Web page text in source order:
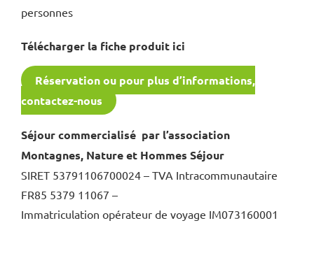
personnes
Télécharger la fiche produit ici
Réservation ou pour plus d’informations,
contactez-nous
Séjour commercialisé par l’association
Montagnes, Nature et Hommes Séjour
SIRET 53791106700024 – TVA Intracommunautaire
FR85 5379 11067 –
Immatriculation opérateur de voyage IM073160001